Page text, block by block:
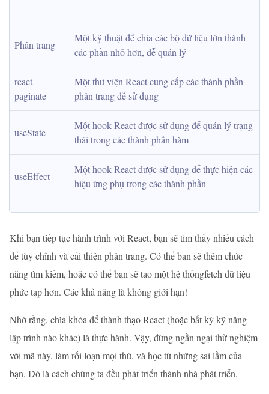
Phân trang
Một kỹ thuật để chia các bộ dữ liệu lớn thành
các phần nhỏ hơn, dễ quản lý
react-
paginate
Một thư viện React cung cấp các thành phần
phân trang dễ sử dụng
useState
Một hook React được sử dụng để quản lý trạng
thái trong các thành phần hàm
useEffect
Một hook React được sử dụng để thực hiện các
hiệu ứng phụ trong các thành phần
Khi bạn tiếp tục hành trình với React, bạn sẽ tìm thấy nhiều cách
để tùy chỉnh và cải thiện phân trang. Có thể bạn sẽ thêm chức
năng tìm kiếm, hoặc có thể bạn sẽ tạo một hệ thốngfetch dữ liệu
phức tạp hơn. Các khả năng là không giới hạn!
Nhớ rằng, chìa khóa để thành thạo React (hoặc bất kỳ kỹ năng
lập trình nào khác) là thực hành. Vậy, đừng ngần ngại thử nghiệm
với mã này, làm rối loạn mọi thứ, và học từ những sai lầm của
bạn. Đó là cách chúng ta đều phát triển thành nhà phát triển.